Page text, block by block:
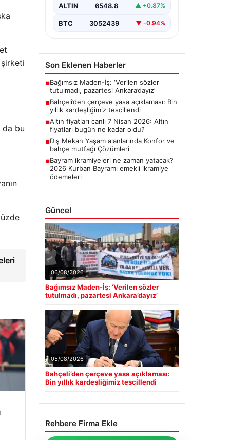
da bu
ALTIN 6548.8 ▲ +0.87%
BTC 3052439 ▼ -0.94%
Son Eklenen Haberler
■Bağımsız Maden-İş: ‘Verilen sözler
tutulmadı, pazartesi Ankara’dayız’
■Bahçeli’den çerçeve yasa açıklaması: Bin
yıllık kardeşliğimiz tescillendi
■Altın fiyatları canlı 7 Nisan 2026: Altın
fiyatları bugün ne kadar oldu?
■Dış Mekan Yaşam alanlarında Konfor ve
bahçe mutfağı Çözümleri
■Bayram ikramiyeleri ne zaman yatacak?
2026 Kurban Bayramı emekli ikramiye
ödemeleri
Güncel
06/08/2026
Bağımsız Maden-İş: ‘Verilen sözler
tutulmadı, pazartesi Ankara’dayız’
05/08/2026
Bahçeli’den çerçeve yasa açıklaması:
Bin yıllık kardeşliğimiz tescillendi
Rehbere Firma Ekle